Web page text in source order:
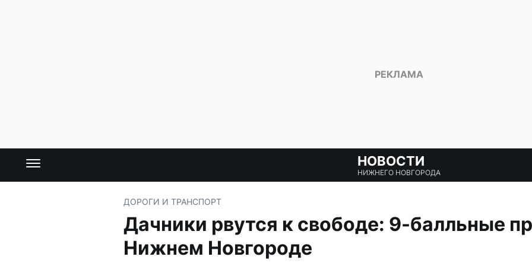
НОВОСТИ
НИЖНЕГО НОВГОРОДА
ДОРОГИ И ТРАНСПОРТ
Дачники рвутся к свободе: 9-балльные
Нижнем Новгороде